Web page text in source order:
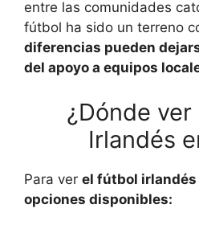
entre las comunidades
fútbol ha sido un terreno
diferencias pueden
del apoyo a equipos
¿Dónde
Irlandés
Para ver el fútbol irlandés
opciones disponibles: